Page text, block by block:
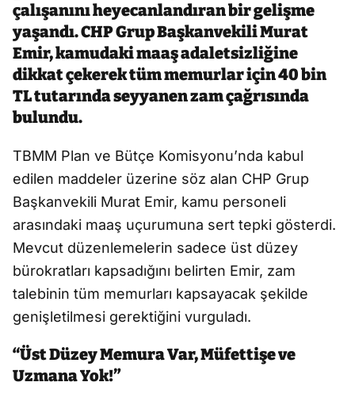
çalışanını heyecanlandıran bir gelişme
yaşandı. CHP Grup Başkanvekili Murat
Emir, kamudaki maaş adaletsizliğine
dikkat çekerek tüm memurlar için 40 bin
TL tutarında seyyanen zam çağrısında
bulundu.
TBMM Plan ve Bütçe Komisyonu’nda kabul
edilen maddeler üzerine söz alan CHP Grup
Başkanvekili Murat Emir, kamu personeli
arasındaki maaş uçurumuna sert tepki gösterdi.
Mevcut düzenlemelerin sadece üst düzey
bürokratları kapsadığını belirten Emir, zam
talebinin tüm memurları kapsayacak şekilde
genişletilmesi gerektiğini vurguladı.
“Üst Düzey Memura Var, Müfettişe ve
Uzmana Yok!”